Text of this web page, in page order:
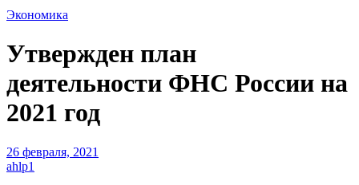
Экономика
Утвержден план
деятельности ФНС России на
2021 год
26 февраля, 2021
ahlp1